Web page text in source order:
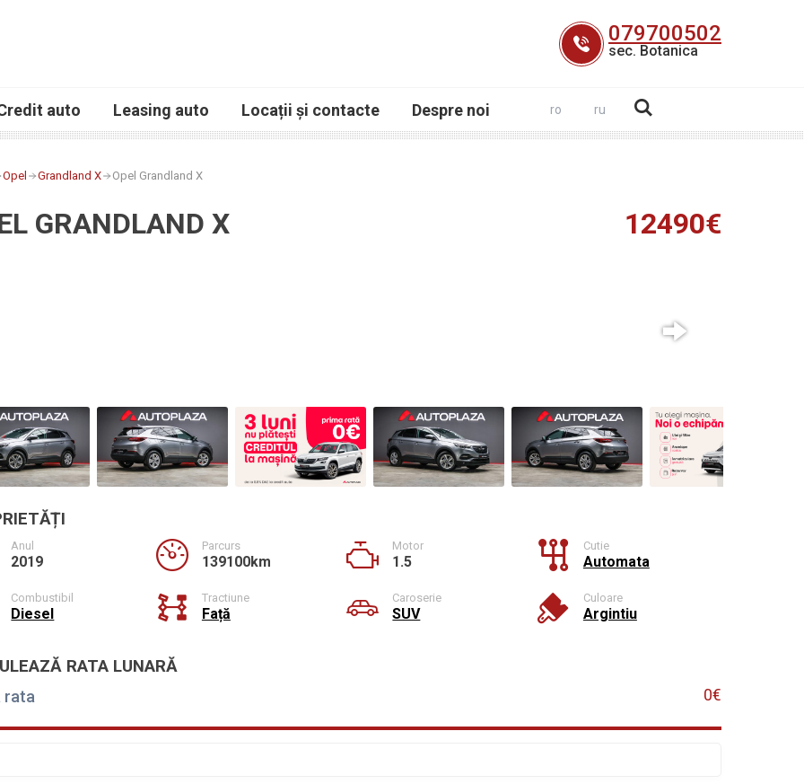
079700502
sec. Botanica
auto Leasing auto Locații și contacte Despre noi ro ru
Opel Grandland X Opel Grandland X
GRANDLAND X 12490€
Anul
2019
Parcurs
139100km
Motor
1.5
Cutie
Automata
Combustibil
Diesel
Tractiune
Față
Caroserie
SUV
Culoare
Argintiu
RATA LUNARĂ
rata 0€